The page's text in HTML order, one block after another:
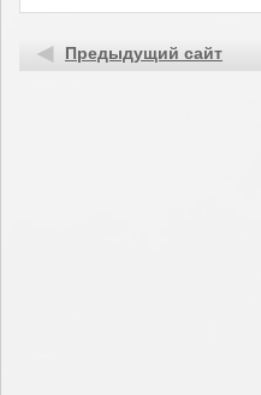
Предыдущий сайт